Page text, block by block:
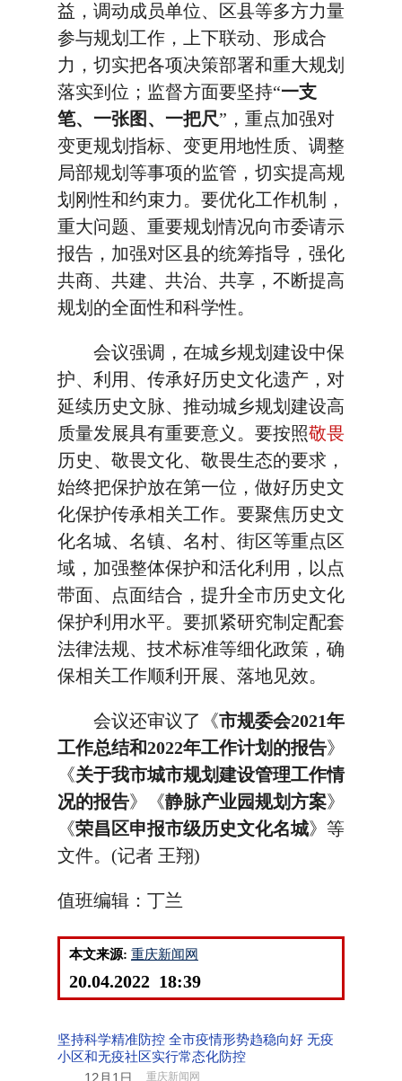
益，调动成员单位、区县等多方力量
参与规划工作，上下联动、形成合
力，切实把各项决策部署和重大规划
落实到位；监督方面要坚持“一支
笔、一张图、一把尺”，重点加强对
变更规划指标、变更用地性质、调整
局部规划等事项的监管，切实提高规
划刚性和约束力。要优化工作机制，
重大问题、重要规划情况向市委请示
报告，加强对区县的统筹指导，强化
共商、共建、共治、共享，不断提高
规划的全面性和科学性。
会议强调，在城乡规划建设中保
护、利用、传承好历史文化遗产，对
延续历史文脉、推动城乡规划建设高
质量发展具有重要意义。要按照敬畏
历史、敬畏文化、敬畏生态的要求，
始终把保护放在第一位，做好历史文
化保护传承相关工作。要聚焦历史文
化名城、名镇、名村、街区等重点区
域，加强整体保护和活化利用，以点
带面、点面结合，提升全市历史文化
保护利用水平。要抓紧研究制定配套
法律法规、技术标准等细化政策，确
保相关工作顺利开展、落地见效。
会议还审议了《市规委会2021年
工作总结和2022年工作计划的报告》
《关于我市城市规划建设管理工作情
况的报告》《静脉产业园规划方案》
《荣昌区申报市级历史文化名城》等
文件。(记者 王翔)
值班编辑：丁兰
本文来源: 重庆新闻网
20.04.2022 18:39
坚持科学精准防控 全市疫情形势趋稳向好 无疫
小区和无疫社区实行常态化防控
12月1日，
重庆新闻网